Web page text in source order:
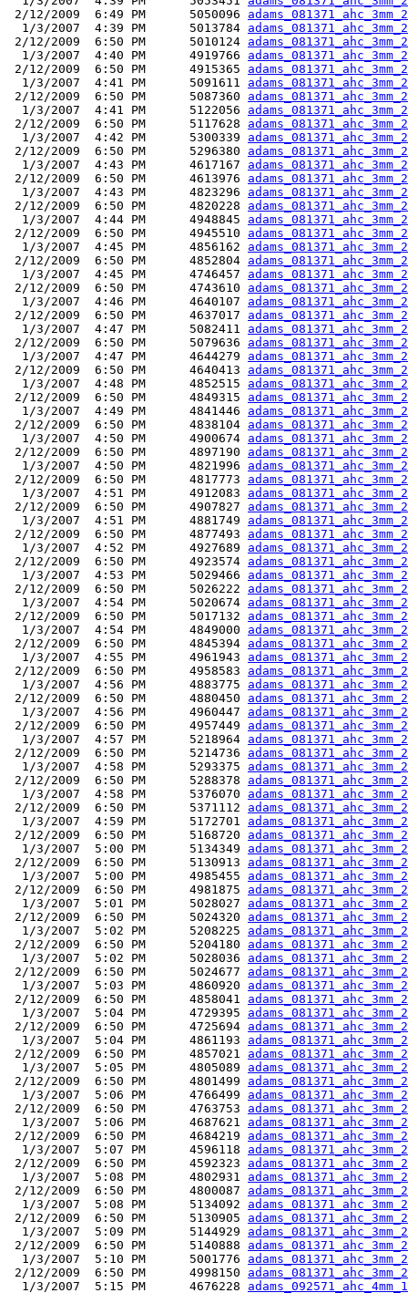
2/12/2009  6:49 PM      5050096
  1/3/2007  4:39 PM      5013784
2/12/2009  6:50 PM      5010124
  1/3/2007  4:40 PM      4919766
2/12/2009  6:50 PM      4915365
  1/3/2007  4:41 PM      5091611
2/12/2009  6:50 PM      5087360
  1/3/2007  4:41 PM      5122056
2/12/2009  6:50 PM      5117628
  1/3/2007  4:42 PM      5300339
2/12/2009  6:50 PM      5296380
  1/3/2007  4:43 PM      4617167
2/12/2009  6:50 PM      4613976
  1/3/2007  4:43 PM      4823296
2/12/2009  6:50 PM      4820228
  1/3/2007  4:44 PM      4948845
2/12/2009  6:50 PM      4945510
  1/3/2007  4:45 PM      4856162
2/12/2009  6:50 PM      4852804
  1/3/2007  4:45 PM      4746457
2/12/2009  6:50 PM      4743610
  1/3/2007  4:46 PM      4640107
2/12/2009  6:50 PM      4637017
  1/3/2007  4:47 PM      5082411
2/12/2009  6:50 PM      5079636
  1/3/2007  4:47 PM      4644279
2/12/2009  6:50 PM      4640413
  1/3/2007  4:48 PM      4852515
2/12/2009  6:50 PM      4849315
  1/3/2007  4:49 PM      4841446
2/12/2009  6:50 PM      4838104
  1/3/2007  4:50 PM      4900674
2/12/2009  6:50 PM      4897190
  1/3/2007  4:50 PM      4821996
2/12/2009  6:50 PM      4817773
  1/3/2007  4:51 PM      4912083
2/12/2009  6:50 PM      4907827
  1/3/2007  4:51 PM      4881749
2/12/2009  6:50 PM      4877493
  1/3/2007  4:52 PM      4927689
2/12/2009  6:50 PM      4923574
  1/3/2007  4:53 PM      5029466
2/12/2009  6:50 PM      5026222
  1/3/2007  4:54 PM      5020674
2/12/2009  6:50 PM      5017132
  1/3/2007  4:54 PM      4849000
2/12/2009  6:50 PM      4845394
  1/3/2007  4:55 PM      4961943
2/12/2009  6:50 PM      4958583
  1/3/2007  4:56 PM      4883775
2/12/2009  6:50 PM      4880450
  1/3/2007  4:56 PM      4960447
2/12/2009  6:50 PM      4957449
  1/3/2007  4:57 PM      5218964
2/12/2009  6:50 PM      5214736
  1/3/2007  4:58 PM      5293375
2/12/2009  6:50 PM      5288378
  1/3/2007  4:58 PM      5376070
2/12/2009  6:50 PM      5371112
  1/3/2007  4:59 PM      5172701
2/12/2009  6:50 PM      5168720
  1/3/2007  5:00 PM      5134349
2/12/2009  6:50 PM      5130913
  1/3/2007  5:00 PM      4985455
2/12/2009  6:50 PM      4981875
  1/3/2007  5:01 PM      5028027
2/12/2009  6:50 PM      5024320
  1/3/2007  5:02 PM      5208225
2/12/2009  6:50 PM      5204180
  1/3/2007  5:02 PM      5028036
2/12/2009  6:50 PM      5024677
  1/3/2007  5:03 PM      4860920
2/12/2009  6:50 PM      4858041
  1/3/2007  5:04 PM      4729395
2/12/2009  6:50 PM      4725694
  1/3/2007  5:04 PM      4861193
2/12/2009  6:50 PM      4857021
  1/3/2007  5:05 PM      4805089
2/12/2009  6:50 PM      4801499
  1/3/2007  5:06 PM      4766499
2/12/2009  6:50 PM      4763753
  1/3/2007  5:06 PM      4687621
2/12/2009  6:50 PM      4684219
  1/3/2007  5:07 PM      4596118
2/12/2009  6:50 PM      4592323
  1/3/2007  5:08 PM      4802931
2/12/2009  6:50 PM      4800087
  1/3/2007  5:08 PM      5134092
2/12/2009  6:50 PM      5130905
  1/3/2007  5:09 PM      5144929
2/12/2009  6:50 PM      5140888
  1/3/2007  5:10 PM      5001776
2/12/2009  6:50 PM      4998150
  1/3/2007  5:15 PM      4676228